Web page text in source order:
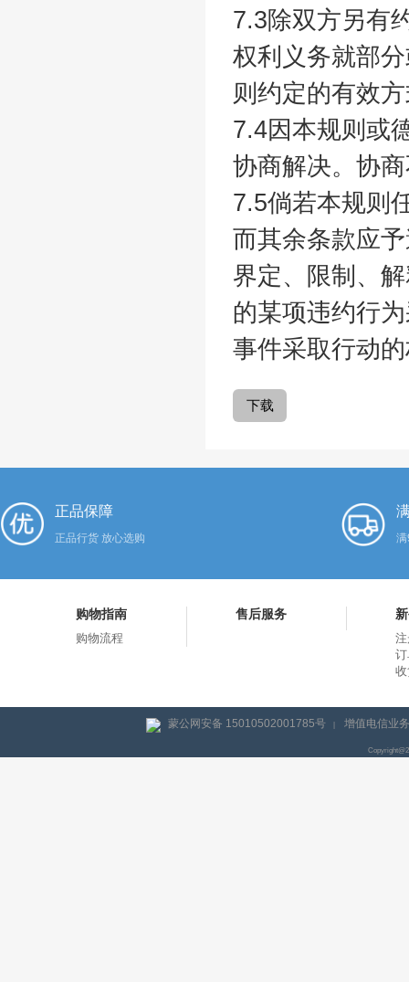
7.3除双方另有
权利义务就部
则约定的有效
7.4因本规则或
协商解决。协
7.5倘若本规则
而其余条款应
界定、限制、
的某项违约行
事件采取行动
正品保障
正品行货 放心选购
购物指南
购物流程
售后服务
蒙公网安备 15010502001785号 | 增值电信业